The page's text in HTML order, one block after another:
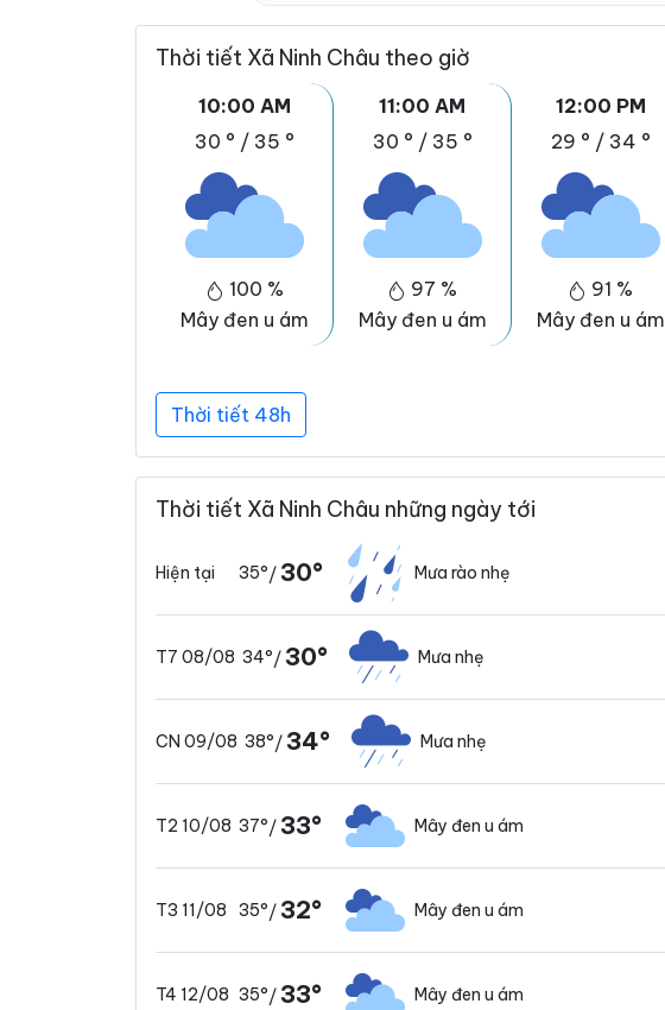
Thời tiết Xã Ninh Châu theo giờ
10:00 AM
30 ° / 35 °
100 %
Mây đen u ám
11:00 AM
30 ° / 35 °
97 %
Mây đen u ám
12:00 PM
29 ° / 34 °
91 %
Mây đen u ám
Thời tiết 48h
Thời tiết Xã Ninh Châu những ngày tới
Hiện tại 35°/30° Mưa rào nhẹ
T7 08/08 34°/30° Mưa nhẹ
CN 09/08 38°/34° Mưa nhẹ
T2 10/08 37°/33° Mây đen u ám
T3 11/08 35°/32° Mây đen u ám
T4 12/08 35°/33° Mây đen u ám